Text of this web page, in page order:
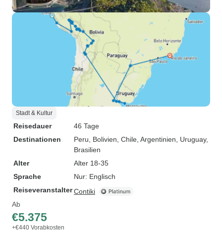
Stadt & Kultur
Reisedauer
46 Tage
Destinationen
Peru , Bolivien , Chile , Argentinien , Uruguay,
Brasilien
Alter
Alter 18-35
Sprache
Nur: Englisch
ReiseveranstalterContiki
Ab
€5.375
+€440 Vorabkosten